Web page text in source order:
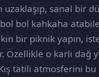
uzaklaşıp, sanal bir
bol kahkaha
bir piknik yapın,
Özellikle o karlı
tatili atmosferini